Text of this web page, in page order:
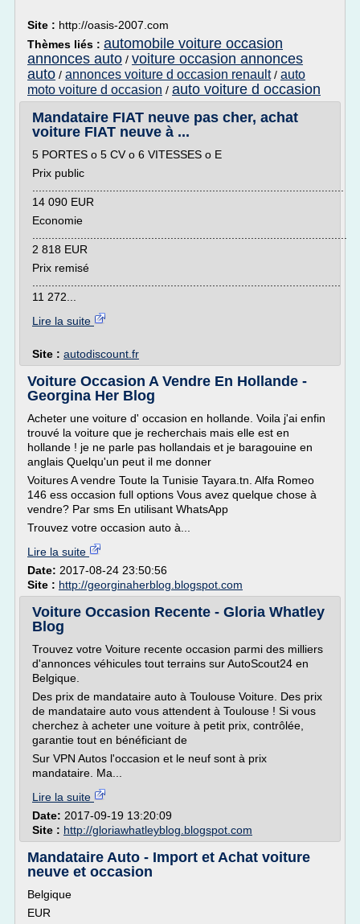
Site : http://oasis-2007.com
Thèmes liés : automobile voiture occasion
annonces auto / voiture occasion annonces
auto / annonces voiture d occasion renault/ auto
moto voiture d occasion / auto voiture d occasion
Mandataire FIAT neuve pas cher, achat
voiture FIAT neuve à ...
5 PORTES o 5 CV o 6 VITESSES o E
Prix public
14 090 EUR
Economie
2 818 EUR
Prix remisé
11 272...
Lire la suite
Site : autodiscount.fr
Voiture Occasion A Vendre En Hollande -
Georgina Her Blog
Acheter une voiture d' occasion en hollande. Voila j'ai enfin
trouvé la voiture que je recherchais mais elle est en
hollande ! je ne parle pas hollandais et je baragouine en
anglais Quelqu'un peut il me donner
Voitures A vendre Toute la Tunisie Tayara.tn. Alfa Romeo
146 ess occasion full options Vous avez quelque chose à
vendre? Par sms En utilisant WhatsApp
Trouvez votre occasion auto à...
Lire la suite
Date: 2017-08-24 23:50:56
Site : http://georginaherblog.blogspot.com
Voiture Occasion Recente - Gloria Whatley
Blog
Trouvez votre Voiture recente occasion parmi des milliers
d'annonces véhicules tout terrains sur AutoScout24 en
Belgique.
Des prix de mandataire auto à Toulouse Voiture. Des prix
de mandataire auto vous attendent à Toulouse ! Si vous
cherchez à acheter une voiture à petit prix, contrôlée,
garantie tout en bénéficiant de
Sur VPN Autos l'occasion et le neuf sont à prix
mandataire. Ma...
Lire la suite
Date: 2017-09-19 13:20:09
Site : http://gloriawhatleyblog.blogspot.com
Mandataire Auto - Import et Achat voiture
neuve et occasion
Belgique
EUR